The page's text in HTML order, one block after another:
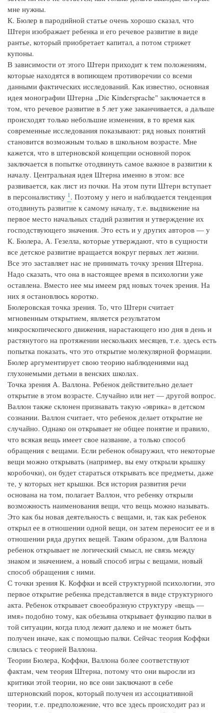
мне нужны.
К. Бюлер в пародийной статье очень хорошо сказал, что
Штерн изображает ребенка и его речевое развитие в виде
рантье, который приобретает капитал, а потом стрижет
купоны.
В зависимости от этого Штерн приходит к тем положениям,
которые находятся в вопиющем противоречии со всеми
данными фактических исследований. Как известно, основная
идея монографии Штерна „Die Kindersprache" заключается в
том, что речевое развитие в 5 лет уже заканчивается, а дальше
происходят только небольшие изменения, в то время как
современные исследования показывают: ряд новых понятий
становится возможным только в школьном возрасте. Мне
кажется, что в штерновской концепции основной порок
заключается в попытке отодвинуть самое важное в развитии к
началу. Центральная идея Штерна именно в этом: все
развивается, как лист из почки. На этом пути Штерн вступает
в персоналистику 1 . Поэтому у него и наблюдается тенденция
отодвинуть развитие к самому началу, т.е. выдвижение на
первое место начальных стадий развития и утверждение их
господствующего значения. Это есть и у других авторов — у
К. Бюлера, А. Гезелла, которые утверждают, что в сущности
все детское развитие вращается вокруг первых лет жизни.
Все это заставляет нас не принимать точку зрения Штерна.
Надо сказать, что она в настоящее время в психологии уже
оставлена. Вместо нее мы имеем ряд новых точек зрения. На
них я остановлюсь коротко.
Бюлеровская точка зрения. То, что Штерн считает
мгновенным открытием, является результатом
микроскопического движения, нарастающего изо дня в день и
растянутого на протяжении нескольких месяцев, т.е. здесь есть
попытка показать, что это открытие молекулярной формации.
Бюлер аргументирует свою теорию наблюдениями над
глухонемыми детьми в венских школах.
Точка зрения А. Валлона. Ребенок действительно делает
открытие в этом возрасте. Случайно или нет — другой вопрос.
Валлон также склонен признавать такую «эврика» в детском
сознании. Валлон считает, что ребенок делает открытие не
случайно. Однако он открывает не общее понятие и правило,
что всякая вещь имеет свое название, а только способ
обращения с вещами. Если ребенок обнаружил, что некоторые
вещи можно открывать (например, вы ему открыли крышку
коробочки), он будет стараться открывать все предметы, даже
те, у которых нет крышки. Вся история развития речи
основана на том, полагает Валлон, что ребенку открыли
возможность наименования вещи, что вещь можно называть.
Это как бы новая деятельность с вещами, и, так как ребенок
открыл ее в отношении одной вещи, он затем переносит ее и в
отношении ряда других вещей. Таким образом, для Валлона
ребенок открывает не логический смысл, не связь между
знаком и значением, а новый способ игры с вещами, новый
способ обращения с ними.
С точки зрения К. Коффки и всей структурной психологии, это
первое открытие ребенка представляется в виде структурного
акта. Ребенок открывает своеобразную структуру «вещь —
имя» подобно тому, как обезьяна открывает функцию палки в
той ситуации, когда плод лежит далеко и не может быть
получен иначе, как с помощью палки. Сейчас теория Коффки
слилась с теорией Валлона.
Теории Бюлера, Коффки, Валлона более соответствуют
фактам, чем теория Штерна, потому что они выросли из
критики этой теории, но все они заключают в себе
штерновский порок, который получен из ассоциативной
теории, т.е. предположение, что все здесь происходит раз и